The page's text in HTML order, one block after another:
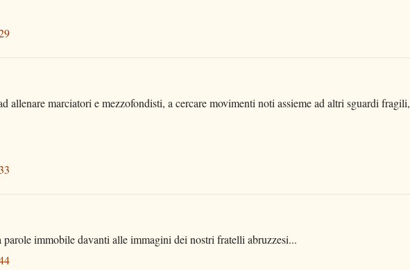
allenare marciatori e mezzofondisti, a cercare movimenti noti assieme ad altri sguardi fragili,
parole immobile davanti alle immagini dei nostri fratelli abruzzesi...